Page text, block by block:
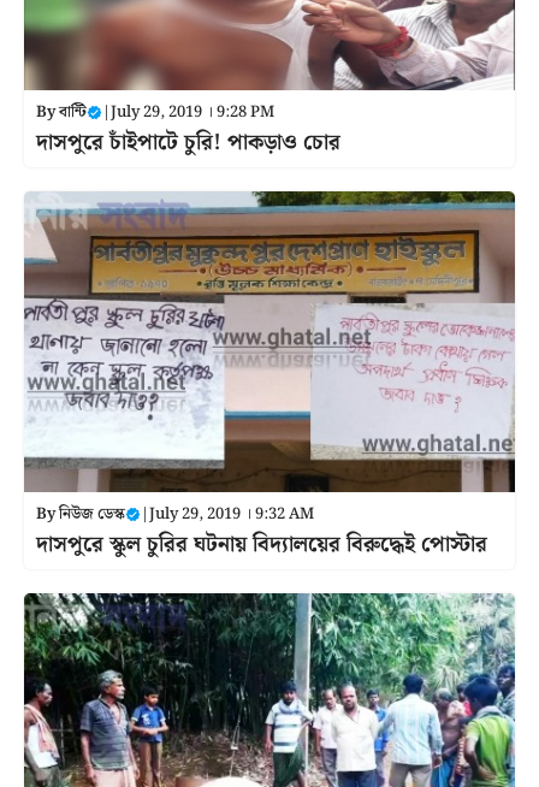
Byবান্টি |July 29, 2019 । 9:28 PM
দাসপুরে চাঁইপাটে চুরি! পাকড়াও চোর
Byনিউজ ডেস্ক |July 29, 2019 । 9:32 AM
দাসপুরে স্কুল চুরির ঘটনায় বিদ্যালয়ের বিরুদ্ধেই পোস্টার